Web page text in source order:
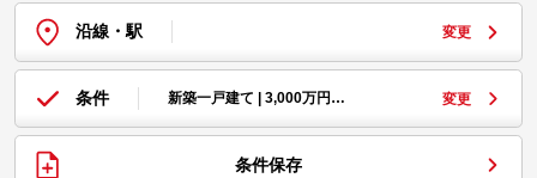
沿線・駅 変更
条件 新築一戸建て | 3,000万円… 変更
条件保存